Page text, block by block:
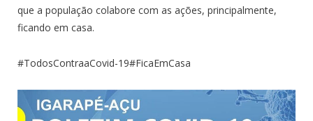
que a população colabore com as ações, principalmente,
ficando em casa.
#TodosContraaCovid-19#FicaEmCasa